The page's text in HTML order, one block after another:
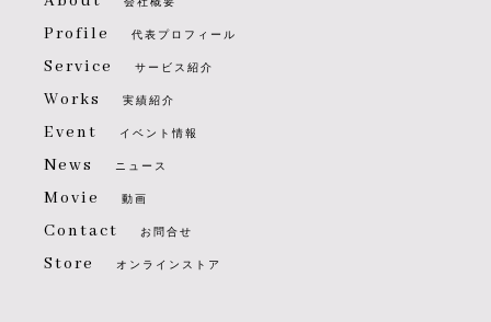
Profile 代表プロフィール
Service サービス紹介
Works 実績紹介
Event イベント情報
News ニュース
Movie 動画
Contact お問合せ
Store オンラインストア